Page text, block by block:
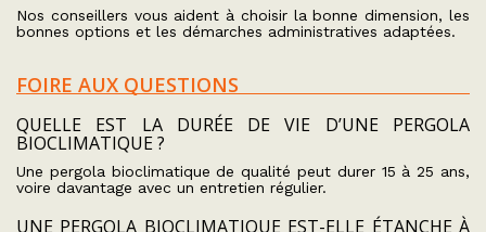
Nos conseillers vous aident à choisir la bonne dimension, les
bonnes options et les démarches administratives adaptées.
FOIRE AUX QUESTIONS
QUELLE EST LA DURÉE DE VIE D’UNE PERGOLA
BIOCLIMATIQUE ?
Une pergola bioclimatique de qualité peut durer 15 à 25 ans,
voire davantage avec un entretien régulier.
UNE PERGOLA BIOCLIMATIQUE EST-ELLE ÉTANCHE À